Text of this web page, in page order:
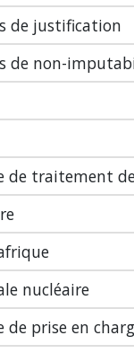
de justification
de non-
de traitement
nucléaire
de prise en